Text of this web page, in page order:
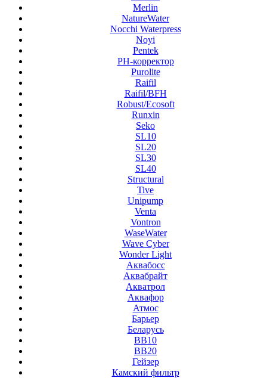
Merlin
NatureWater
Nocchi Waterpress
Noyi
Pentek
PH-корректор
Purolite
Raifil
Raifil/BFH
Robust/Ecosoft
Runxin
Seko
SL10
SL20
SL30
SL40
Structural
Tive
Unipump
Venta
Vontron
WaseWater
Wave Cyber
Wonder Light
Аквабосс
Аквабрайт
Акватрол
Аквафор
Атмос
Барьер
Беларусь
ВВ10
ВВ20
Гейзер
Камский фильтр